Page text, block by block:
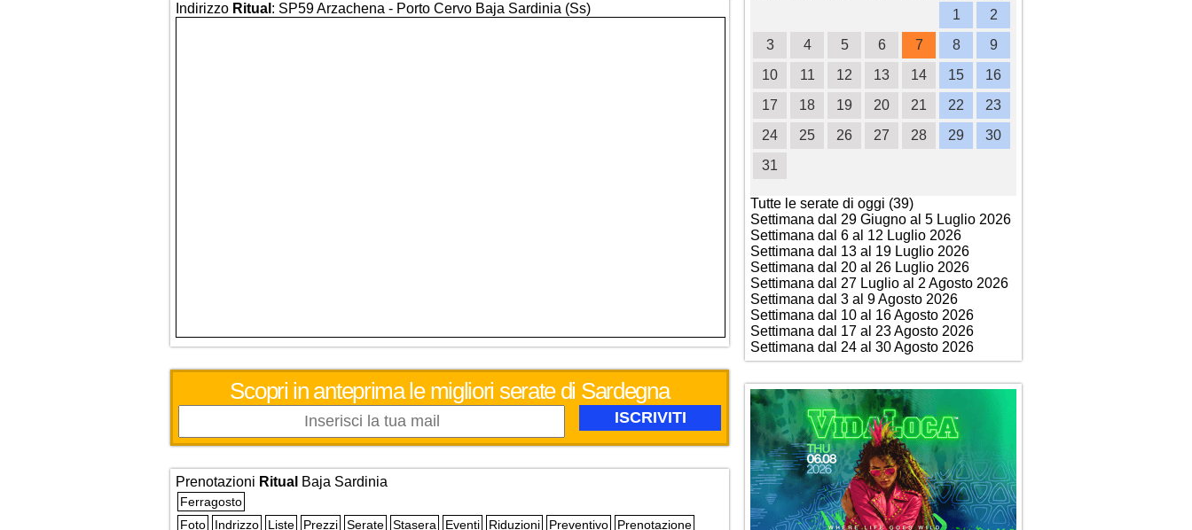
Indirizzo Ritual : SP59 Arzachena - Porto Cervo Baja Sardinia (Ss)
Scopri in anteprima le migliori serate di Sardegna
Prenotazioni Ritual Baja Sardinia
Ferragosto
Foto
Indrizzo Liste Prezzi Serate Stasera Eventi Riduzioni Preventivo
Prenotazione
1
2 3
4
1
2
3
4 5 6 7 8
9
10
11 12 13 14 15
16
17
18 19 20 21 22
23
24
25 26 27 28 29
30
31
Tutte le serate di oggi (39)
Settimana dal 29 Giugno al 5 Luglio 2026
Settimana dal 6 al 12 Luglio 2026
Settimana dal 13 al 19 Luglio 2026
Settimana dal 20 al 26 Luglio 2026
Settimana dal 27 Luglio al 2 Agosto 2026
Settimana dal 3 al 9 Agosto 2026
Settimana dal 10 al 16 Agosto 2026
Settimana dal 17 al 23 Agosto 2026
Settimana dal 24 al 30 Agosto 2026